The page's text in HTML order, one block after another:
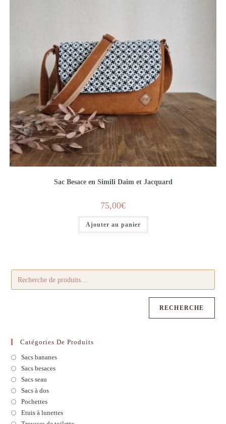
Sac Besace en Simili Daim et Jacquard
75,00€
Ajouter au panier
RECHERCHE
Catégories De Produits
Sacs bananes
Sacs besaces
Sacs seau
Sacs à dos
Pochettes
Etuis à lunettes